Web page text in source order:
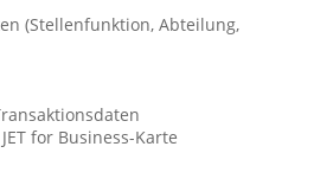
(Stellenfunktion, Abteilung,
for Business-Karte